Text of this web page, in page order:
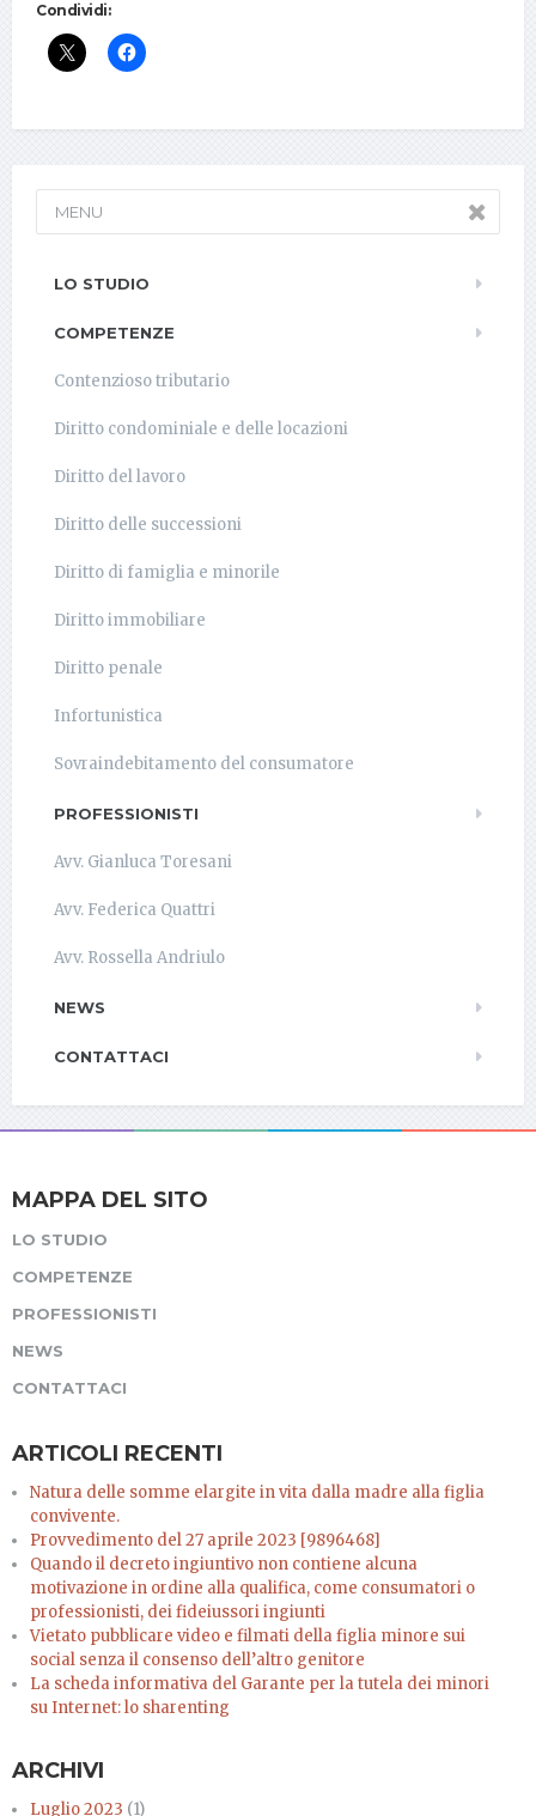
Condividi:
MENU
LO STUDIO
COMPETENZE
Contenzioso tributario
Diritto condominiale e delle locazioni
Diritto del lavoro
Diritto delle successioni
Diritto di famiglia e minorile
Diritto immobiliare
Diritto penale
Infortunistica
Sovraindebitamento del consumatore
PROFESSIONISTI
Avv. Gianluca Toresani
Avv. Federica Quattri
Avv. Rossella Andriulo
NEWS
CONTATTACI
MAPPA DEL SITO
LO STUDIO
COMPETENZE
PROFESSIONISTI
NEWS
CONTATTACI
ARTICOLI RECENTI
Natura delle somme elargite in vita dalla madre alla figlia
convivente.
Provvedimento del 27 aprile 2023 [9896468]
Quando il decreto ingiuntivo non contiene alcuna
motivazione in ordine alla qualifica, come consumatori o
professionisti, dei fideiussori ingiunti
Vietato pubblicare video e filmati della figlia minore sui
social senza il consenso dell’altro genitore
La scheda informativa del Garante per la tutela dei minori
su Internet: lo sharenting
ARCHIVI
Luglio 2023 (1)